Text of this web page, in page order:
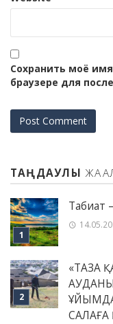
Сохранить моё
браузере для
ТАҢДАУЛЫ
Табиғат
«ТАЗА
САЛАҒА